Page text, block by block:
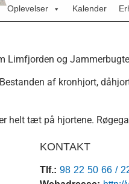
Oplevelser Kalender
Limfjorden og
af kronhjort,
helt tæt på hjortene.
KONTAKT
Tlf.:98 22 50 66 /